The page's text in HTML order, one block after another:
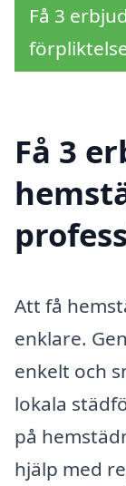
Få 3
Få 3
Att få
enklare.
enkelt och
lokala
på
hjälp med